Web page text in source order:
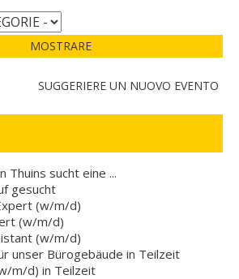
MOSTRARE
SUGGERIERE UN NUOVO EVENTO
Thuins sucht eine ...
gesucht
(w/m/d)
(w/m/d)
(w/m/d)
unser Bürogebäude in Teilzeit
m/d) in Teilzeit